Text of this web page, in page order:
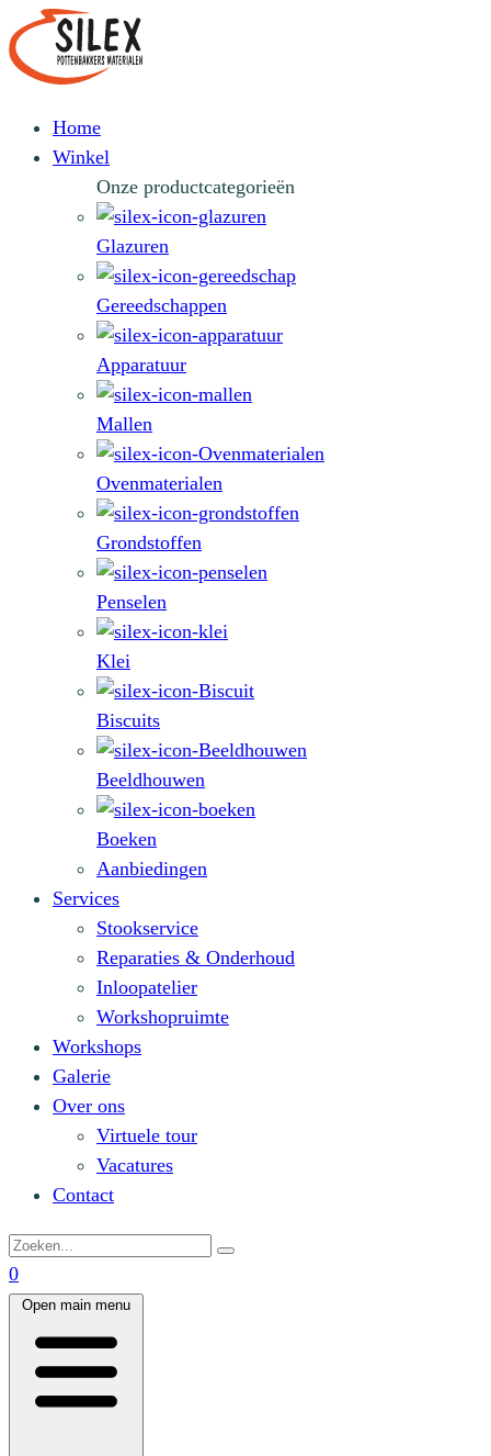
Home
Winkel
Onze productcategorieën
Glazuren
Gereedschappen
Apparatuur
Mallen
Ovenmaterialen
Grondstoffen
Penselen
Klei
Biscuits
Beeldhouwen
Boeken
Aanbiedingen
Services
Stookservice
Reparaties & Onderhoud
Inloopatelier
Workshopruimte
Workshops
Galerie
Over ons
Virtuele tour
Vacatures
Contact
0
Open main menu